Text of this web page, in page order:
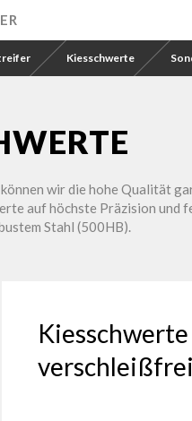
Kiesschwerte
wir die hohe Qualität
auf höchste Präzision und
Stahl (500HB).
Kiesschwerte